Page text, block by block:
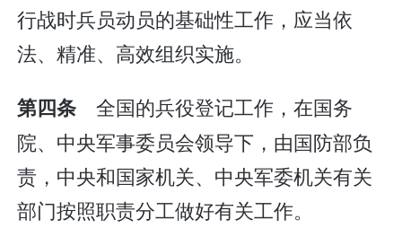
行战时兵员动员的基础性工作，应当依
法、精准、高效组织实施。
第四条全国的兵役登记工作，在国务
院、中央军事委员会领导下，由国防部负
责，中央和国家机关、中央军委机关有关
部门按照职责分工做好有关工作。